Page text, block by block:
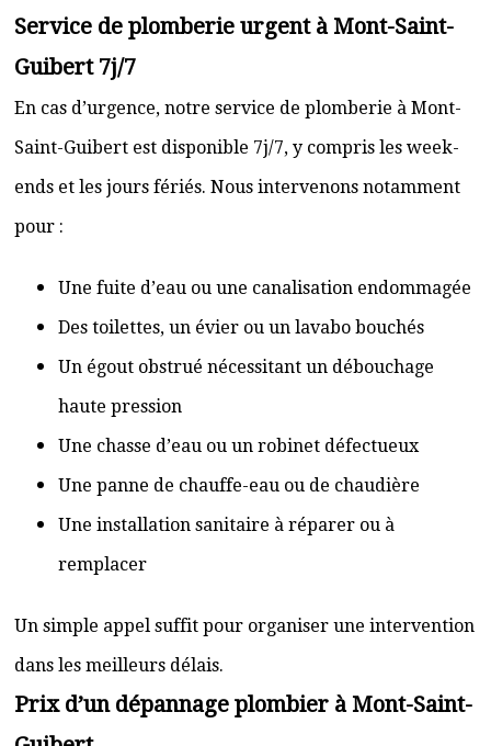
Service de plomberie urgent à Mont-Saint-
Guibert 7j/7
En cas d’urgence, notre service de plomberie à Mont-
Saint-Guibert est disponible 7j/7, y compris les week-
ends et les jours fériés. Nous intervenons notamment
pour :
Une fuite d’eau ou une canalisation endommagée
Des toilettes, un évier ou un lavabo bouchés
Un égout obstrué nécessitant un débouchage
haute pression
Une chasse d’eau ou un robinet défectueux
Une panne de chauffe-eau ou de chaudière
Une installation sanitaire à réparer ou à
remplacer
Un simple appel suffit pour organiser une intervention
dans les meilleurs délais.
Prix d’un dépannage plombier à Mont-Saint-